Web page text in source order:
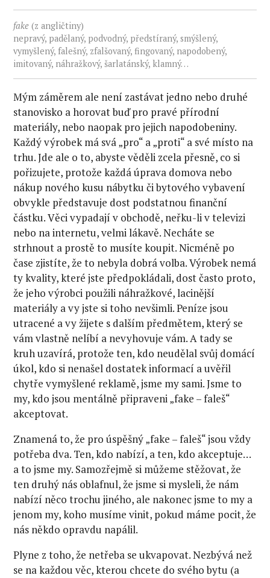
fake (z angličtiny)
nepravý, padělaný, podvodný, předstíraný, smýšlený,
vymyšlený, falešný, zfalšovaný, fingovaný, napodobený,
imitovaný, náhražkový, šarlatánský, klamný…
Mým záměrem ale není zastávat jedno nebo druhé
stanovisko a horovat buď pro pravé přírodní
materiály, nebo naopak pro jejich napodobeniny.
Každý výrobek má svá „pro“ a „proti“ a své místo na
trhu. Jde ale o to, abyste věděli zcela přesně, co si
pořizujete, protože každá úprava domova nebo
nákup nového kusu nábytku či bytového vybavení
obvykle představuje dost podstatnou finanční
částku. Věci vypadají v obchodě, neřku-li v televizi
nebo na internetu, velmi lákavě. Necháte se
strhnout a prostě to musíte koupit. Nicméně po
čase zjistíte, že to nebyla dobrá volba. Výrobek nemá
ty kvality, které jste předpokládali, dost často proto,
že jeho výrobci použili náhražkové, lacinější
materiály a vy jste si toho nevšimli. Peníze jsou
utracené a vy žijete s dalším předmětem, který se
vám vlastně nelíbí a nevyhovuje vám. A tady se
kruh uzavírá, protože ten, kdo neudělal svůj domácí
úkol, kdo si nenašel dostatek informací a uvěřil
chytře vymyšlené reklamě, jsme my sami. Jsme to
my, kdo jsou mentálně připraveni „fake – faleš“
akceptovat.
Znamená to, že pro úspěšný „fake – faleš“ jsou vždy
potřeba dva. Ten, kdo nabízí, a ten, kdo akceptuje…
a to jsme my. Samozřejmě si můžeme stěžovat, že
ten druhý nás oblafnul, že jsme si mysleli, že nám
nabízí něco trochu jiného, ale nakonec jsme to my a
jenom my, koho musíme vinit, pokud máme pocit, že
nás někdo opravdu napálil.
Plyne z toho, že netřeba se ukvapovat. Nezbývá než
se na každou věc, kterou chcete do svého bytu (a